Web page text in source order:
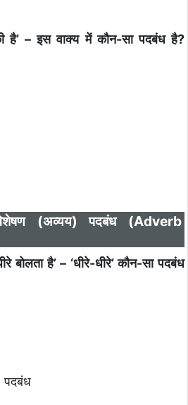
है’ – इस वाक्य में कौन-सा पदबंध है?
(अव्यय) पदबंध (Adverb
बोलता है’ – ‘धीरे-धीरे’ कौन-सा पदबंध
पदबंध